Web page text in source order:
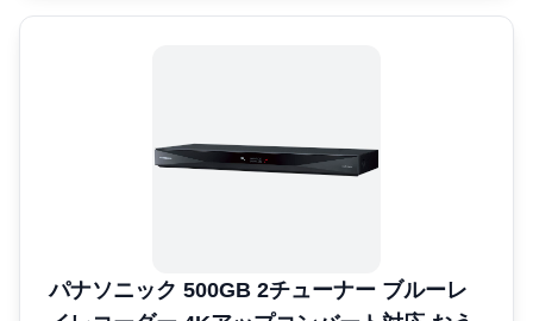
パナソニック 500GB 2チューナー ブルーレ